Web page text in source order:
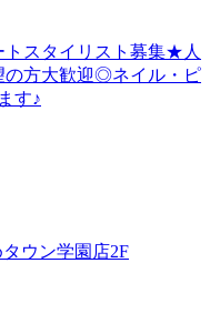
トスタイリスト募集★人
の方大歓迎◎ネイル・ピ
す♪
ウン学園店2F